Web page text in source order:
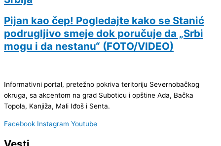
Pijan kao čep! Pogledajte kako se Stanić
podrugljivo smeje dok poručuje da „Srbi
mogu i da nestanu“ (FOTO/VIDEO)
Informativni portal, pretežno pokriva teritoriju Severnobačkog
okruga, sa akcentom na grad Suboticu i opštine Ada, Bačka
Topola, Kanjiža, Mali Iđoš i Senta.
Facebook Instagram Youtube